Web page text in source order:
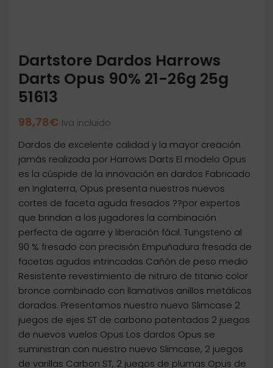
Dartstore Dardos Harrows
Darts Opus 90% 21-26g 25g
51613
98,78€ Iva incluido
Dardos de excelente calidad y la mayor creación
jamás realizada por Harrows Darts El modelo Opus
es la cúspide de la innovación en dardos Fabricado
en Inglaterra, Opus presenta nuestros nuevos
cortes de faceta aguda fresados ??por expertos
que brindan a los jugadores la combinación
perfecta de agarre y liberación fácil. Tungsteno al
90 % fresado con precisión Empuñadura fresada de
facetas agudas intrincadas Cañón de peso medio
Resistente revestimiento de nitruro de titanio color
bronce combinado con llamativos anillos metálicos
dorados. Presentamos nuestro nuevo Slimcase 2
juegos de ejes ST de carbono patentados 2 juegos
de nuevos vuelos Opus Los dardos Opus se
suministran con nuestro nuevo Slimcase, 2 juegos
de varillas Carbon ST, 2 juegos de plumas Opus de